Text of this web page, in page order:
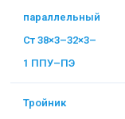
параллельный
Ст 38×3–32×3–
1 ППУ–ПЭ
Тройник